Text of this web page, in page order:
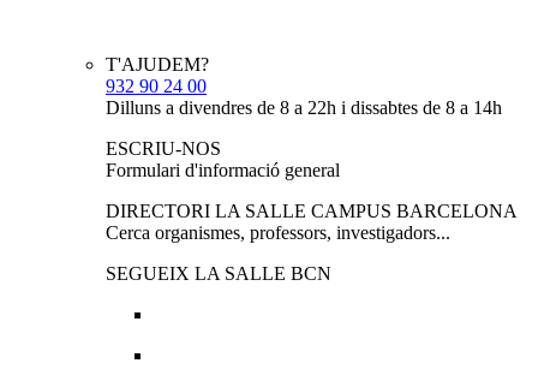
T'AJUDEM?
932 90 24 00
Dilluns a divendres de 8 a 22h i dissabtes de 8 a 14h
ESCRIU-NOS
Formulari d'informació general
DIRECTORI LA SALLE CAMPUS BARCELONA
Cerca organismes, professors, investigadors...
SEGUEIX LA SALLE BCN